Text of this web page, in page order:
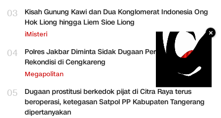
03
Kisah Gunung Kawi dan Dua Konglomerat Indonesia Ong
Hok Liong hingga Liem Sioe Liong
iMisteri
04
Polres Jakbar Diminta Sidak Dugaan Perakitan HP
Rekondisi di Cengkareng
Megapolitan
05
Dugaan prostitusi berkedok pijat di Citra Raya terus
beroperasi, ketegasan Satpol PP Kabupaten Tangerang
dipertanyakan
×